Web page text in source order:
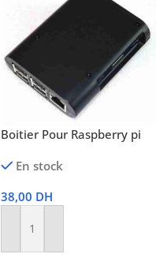
Boitier Pour Raspberry pi
En stock
38,00 DH
Ajouter Au Panier